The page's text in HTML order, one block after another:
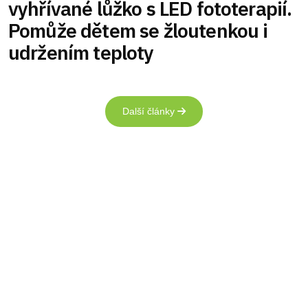
vyhřívané lůžko s LED fototerapií.
Pomůže dětem se žloutenkou i
udržením teploty
Další články